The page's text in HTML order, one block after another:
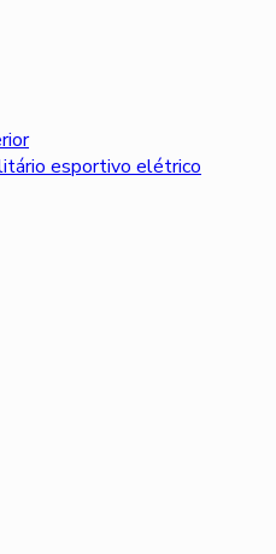
esportivo elétrico